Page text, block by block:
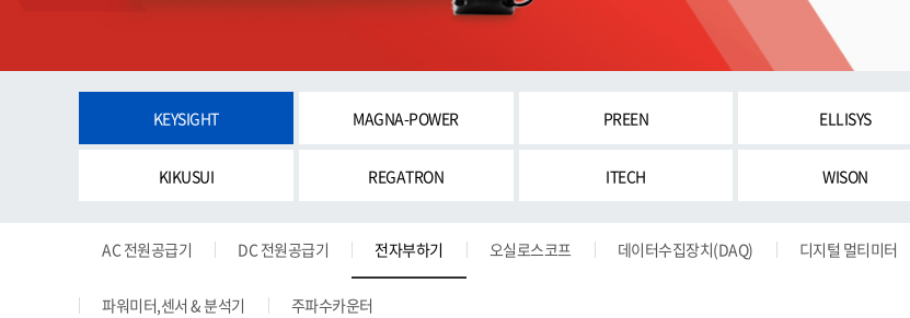
KEYSIGHT MAGNA-POWER PREEN ELLISYS
KIKUSUI REGATRON ITECH WISON
AC 전원공급기 DC 전원공급기 전자부하기 오실로스코프 데이터수집장치(DAQ) 디지털 멀티미터
파워미터,센서 & 분석기 주파수카운터